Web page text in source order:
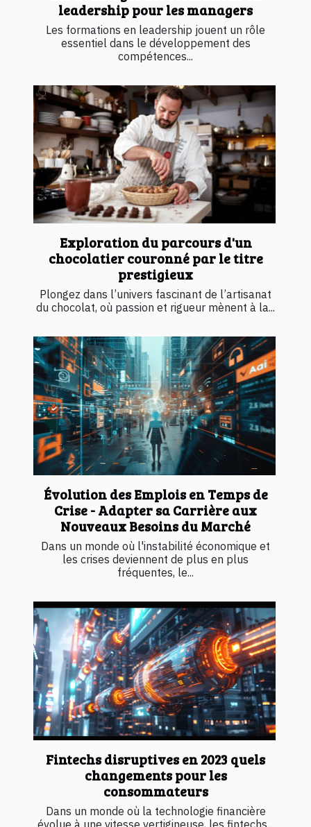
leadership pour les managers
Les formations en leadership jouent un rôle
essentiel dans le développement des
compétences...
Exploration du parcours d'un
chocolatier couronné par le titre
prestigieux
Plongez dans l’univers fascinant de l’artisanat
du chocolat, où passion et rigueur mènent à la...
Évolution des Emplois en Temps de
Crise - Adapter sa Carrière aux
Nouveaux Besoins du Marché
Dans un monde où l'instabilité économique et
les crises deviennent de plus en plus
fréquentes, le...
Fintechs disruptives en 2023 quels
changements pour les
consommateurs
Dans un monde où la technologie financière
évolue à une vitesse vertigineuse, les fintechs...